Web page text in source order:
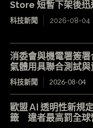
Store 短暫下架後迅
科技新聞 2026-08-04
消委會與機電署簽
氣體用具聯合測試
科技新聞 2026-08-04
歐盟 AI 透明性新規
籤 違者最高罰全球